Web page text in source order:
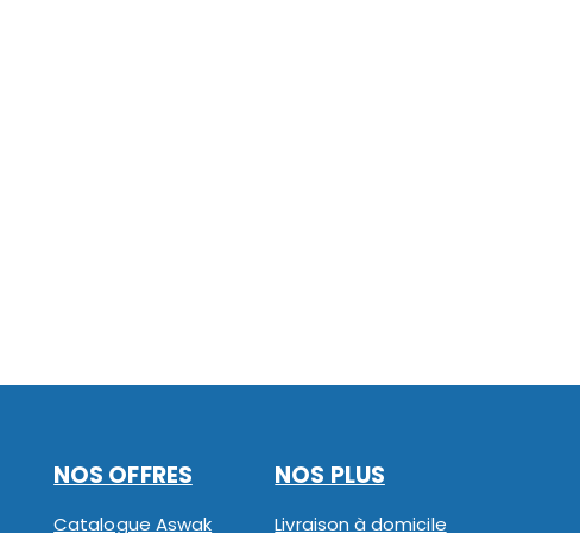
NOS OFFRES
Catalogue Aswak
NOS PLUS
Livraison à domicile